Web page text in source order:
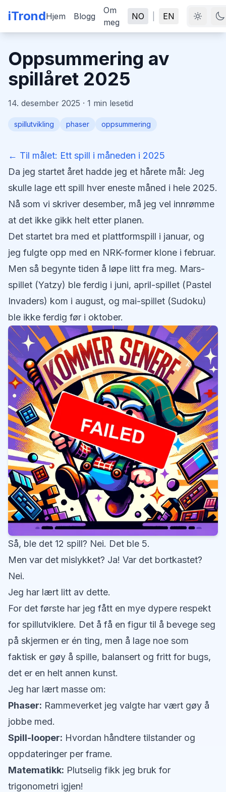
iTrondHjem Blogg
Om
meg
NO EN
Oppsummering av
spillåret 2025
14. desember 2025 · 1 min lesetid
spillutvikling phaser oppsummering
← Til målet: Ett spill i måneden i 2025
Da jeg startet året hadde jeg et hårete mål: Jeg
skulle lage ett spill hver eneste måned i hele 2025.
Nå som vi skriver desember, må jeg vel innrømme
at det ikke gikk helt etter planen.
Det startet bra med et plattformspill i januar, og
jeg fulgte opp med en NRK-former klone i februar.
Men så begynte tiden å løpe litt fra meg. Mars-
spillet (Yatzy) ble ferdig i juni, april-spillet (Pastel
Invaders) kom i august, og mai-spillet (Sudoku)
ble ikke ferdig før i oktober.
Så, ble det 12 spill? Nei. Det ble 5.
Men var det mislykket? Ja! Var det bortkastet?
Nei.
Jeg har lært litt av dette.
For det første har jeg fått en mye dypere respekt
for spillutviklere. Det å få en figur til å bevege seg
på skjermen er én ting, men å lage noe som
faktisk er gøy å spille, balansert og fritt for bugs,
det er en helt annen kunst.
Jeg har lært masse om:
Phaser: Rammeverket jeg valgte har vært gøy å
jobbe med.
Spill-looper: Hvordan håndtere tilstander og
oppdateringer per frame.
Matematikk: Plutselig fikk jeg bruk for
trigonometri igjen!